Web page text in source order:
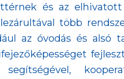
és az elhivatott
több
az óvodás és alsó
segítségével,